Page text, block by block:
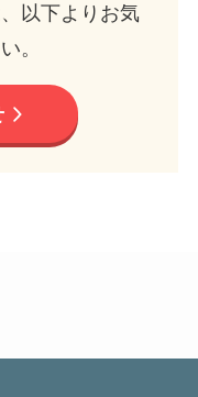
以下よりお気
。